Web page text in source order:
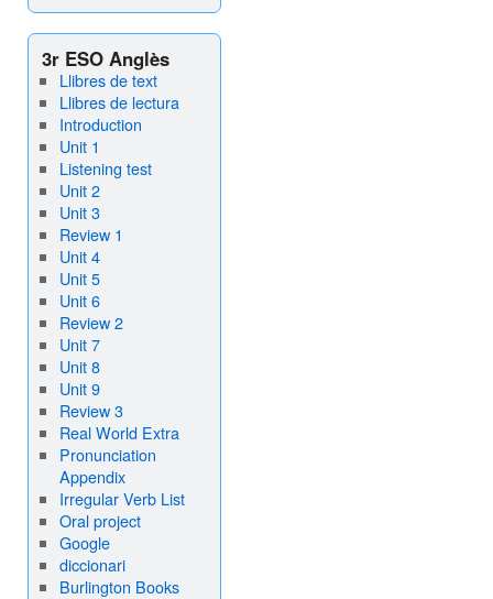
3r ESO Anglès
Llibres de text
Llibres de lectura
Introduction
Unit 1
Listening test
Unit 2
Unit 3
Review 1
Unit 4
Unit 5
Unit 6
Review 2
Unit 7
Unit 8
Unit 9
Review 3
Real World Extra
Pronunciation
Appendix
Irregular Verb List
Oral project
Google
diccionari
Burlington Books